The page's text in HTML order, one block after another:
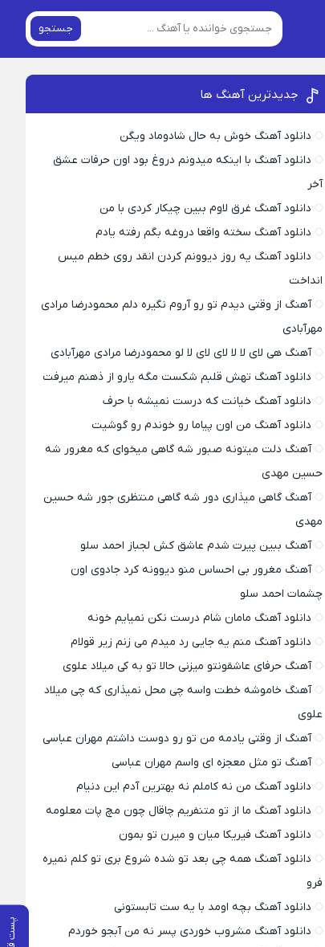
جستجو
جدیدترین آهنگ ها
دانلود آهنگ خوش به حال شادوماد ویگن
دانلود آهنگ با اینکه میدونم دروغ بود اون حرفات عشق
آخر
دانلود آهنگ غرق لاوم ببین چیکار کردی با من
دانلود آهنگ سخته واقعا دروغه بگم رفته یادم
دانلود آهنگ یه روز دیوونم کردن انقد روی خطم میس
انداخت
آهنگ از وقتی دیدم تو رو آروم نگیره دلم محمودرضا مرادی
مهرآبادی
آهنگ هی لای لا لا لای لای لا لو محمودرضا مرادی مهرآبادی
دانلود آهنگ تهش قلبم شکست مگه یارو از ذهنم میرفت
دانلود آهنگ خیانت که درست نمیشه با حرف
دانلود آهنگ من اون پیاما رو خوندم رو گوشیت
آهنگ دلت میتونه صبور شه گاهی میخوای که مغرور شه
حسین مهدی
آهنگ گاهی میذاری دور شه گاهی منتظری جور شه حسین
مهدی
آهنگ ببین پیرت شدم عاشق کش لجباز احمد سلو
آهنگ مغرور بی احساس منو دیوونه کرد جادوی اون
چشمات احمد سلو
دانلود آهنگ مامان شام درست نکن نمیایم خونه
دانلود آهنگ منم یه جایی رد میدم می زنم زیر قولام
آهنگ حرفای عاشقونتو میزنی حالا تو به کی میلاد علوی
آهنگ خاموشه خطت واسه چی محل نمیذاری که چی میلاد
علوی
آهنگ از وقتی یادمه من تو رو دوست داشتم مهران عباسی
آهنگ تو مثل معجزه ای واسم مهران عباسی
دانلود آهنگ من نه کاملم نه بهترین آدم این دنیام
دانلود آهنگ ما از تو متنفریم چاقال چون مچ پات معلومه
دانلود آهنگ فیریکا میان و میرن تو بمون
دانلود آهنگ همه چی بعد تو شده شروع بری تو کلم نمیره
فرو
دانلود آهنگ بچه اومد با یه ست تابستونی
دانلود آهنگ مشروب خوردی پسر نه من آبجو خوردم